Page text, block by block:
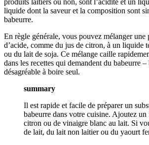
liquide dont la saveur et la composition sont
babeurre.
En règle générale, vous pouvez mélanger une
d’acide, comme du jus de citron, à un liquide
ou du lait de soja. Ce mélange caille
dans les recettes qui demandent du babeurre
désagréable à boire seul.
summary
Il est rapide et facile de préparer un
babeurre dans votre cuisine. Ajoutez
citron ou de vinaigre blanc au lait. Si
de lait, du lait non laitier ou du yaourt